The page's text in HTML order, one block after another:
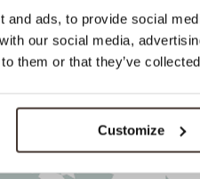
and ads, to provide social
our social media,
them or that they’ve
Customize